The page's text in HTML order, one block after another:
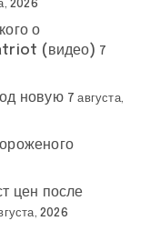
2026
о
(видео) 7
новую 7 августа,
цен после
2026